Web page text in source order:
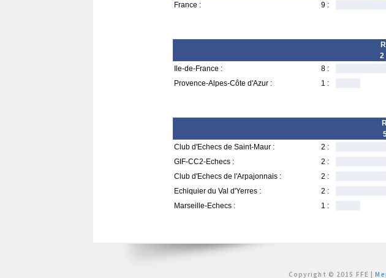
France :
9 :
2
Ile-de-France :
8 :
Provence-Alpes-Côte d'Azur :
1 :
Club d'Echecs de Saint-Maur :
2 :
GIF-CC2-Echecs :
2 :
Club d'Echecs de l'Arpajonnais :
2 :
Echiquier du Val d'Yerres :
2 :
Marseille-Echecs :
1 :
Copyright © 2015 FFE |